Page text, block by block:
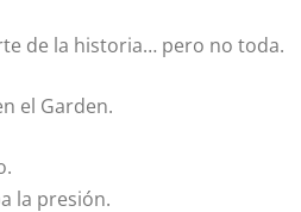
de la historia… pero no toda.
el Garden.
la presión.